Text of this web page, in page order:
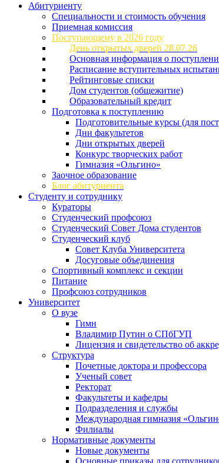
Абитуриенту
Специальности и стоимость обучения
Приемная комиссия
Поступающему в 2026 году
День открытых дверей 28.07.26
Основная информация о
Расписание вступительных
Рейтинговые списки
Дом студентов (общежитие)
Образовательный кредит
Подготовка к поступлению
Подготовительные курсы (для
Дни факультетов
Дни открытых дверей
Конкурс творческих работ
Гимназия «Ольгино»
Заочное образование
Блог абитуриента
Студенту и сотруднику
Кураторы
Студенческий профсоюз
Студенческий Совет Дома студентов
Студенческий клуб
Совет Клуба Университета
Досуговые объединения
Спортивный комплекс и секции
Питание
Профсоюз сотрудников
Университет
О вузе
Гимн
Владимир Путин о СПбГУП
Лицензия и свидетельство об
Структура
Почетные доктора и профессора
Ученый совет
Ректорат
Факультеты и кафедры
Подразделения и службы
Международная гимназия
Филиалы
Нормативные документы
Новые документы
Основные приказы для